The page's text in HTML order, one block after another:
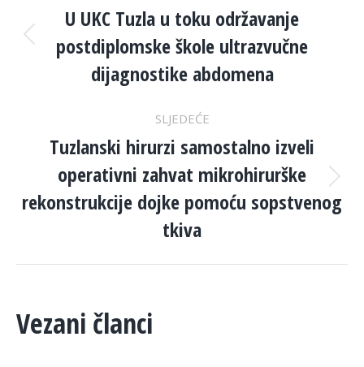
NAVIGATION
Previous
post:
U UKC Tuzla u toku održavanje
postdiplomske škole ultrazvučne
dijagnostike abdomena
SLJEDEĆE
Next
post:
Tuzlanski hirurzi samostalno izveli
operativni zahvat mikrohirurške
rekonstrukcije dojke pomoću sopstvenog
tkiva
Vezani članci